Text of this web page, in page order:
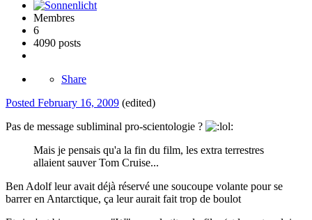
Membres
6
4090 posts
Share
Posted February 16, 2009 (edited)
Pas de message subliminal pro-scientologie ?
Mais je pensais qu'a la fin du film, les extra terrestres
allaient sauver Tom Cruise...
Ben Adolf leur avait déjà réservé une soucoupe volante pour se
barrer en Antarctique, ça leur aurait fait trop de boulot